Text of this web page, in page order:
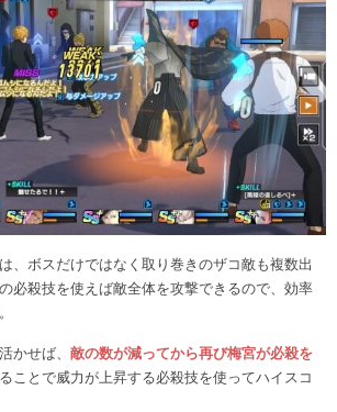
、ボスだけではなく取り巻きのザコ敵も複数出
必殺技を使えば敵全体を攻撃できるので、効率
かせば、 敵の数が減ってから再び梅宮が必殺を
ことで威力が上昇する必殺技を使ってハイスコ